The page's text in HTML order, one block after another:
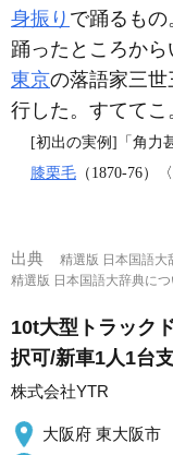
身振り で踊るも
踊ったところか
東京の落語家三
行した。すててこ
[初出の実例]「角力
膝栗毛 （1870‐76）〈
出典
精選版 日本国語大
精選版 日本国語大辞典に
10t大型トラック
択可/新車1人1台
株式会社YTR
大阪府 東大阪市